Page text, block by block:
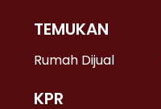
TEMUKAN
Rumah Dijual
KPR